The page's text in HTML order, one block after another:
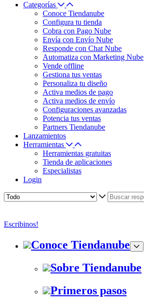
Categorías
Conoce Tiendanube
Configura tu tienda
Cobra con Pago Nube
Envía con Envío Nube
Responde con Chat Nube
Automatiza con Marketing Nube
Vende offline
Gestiona tus ventas
Personaliza tu diseño
Activa medios de pago
Activa medios de envío
Configuraciones avanzadas
Potencia tus ventas
Partners Tiendanube
Lanzamientos
Herramientas
Herramientas gratuitas
Tienda de aplicaciones
Especialistas
Login
Escribinos!
Conoce Tiendanube
Sobre Tiendanube
Primeros pasos